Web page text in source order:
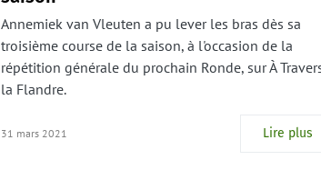
Annemiek van Vleuten a pu lever les bras dès sa
troisième course de la saison, à l'occasion de la
répétition générale du prochain Ronde, sur À
la Flandre.
31 mars 2021 Lire plus